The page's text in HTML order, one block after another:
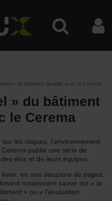
» du bâtiment durable avec le Cerema
» du bâtiment
le Cerema
les risques, l’environnement,
publie une série de
élus et de leurs équipes.
en une douzaine de pages,
notamment savoir sur « la
» ou « l’évaluation